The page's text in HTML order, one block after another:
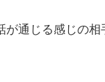
が通じる感じの相